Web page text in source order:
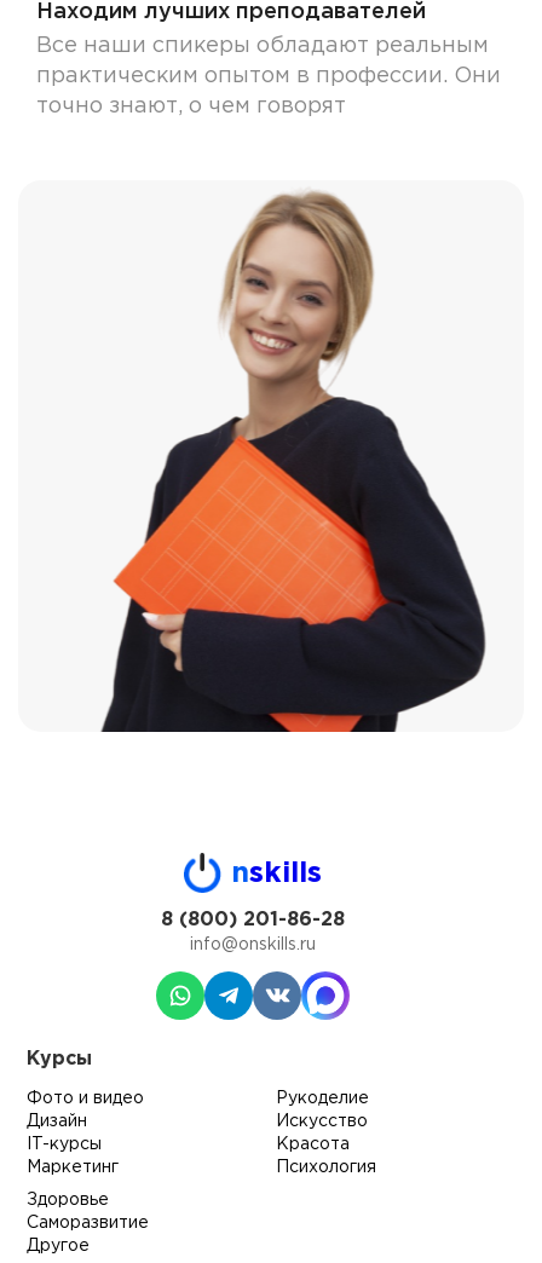
Находим лучших преподавателей
Все наши спикеры обладают реальным
практическим опытом в профессии. Они
точно знают, о чем говорят
nskills
8 (800) 201-86-28
info@onskills.ru
Курсы
Фото и видео
Дизайн
IT-курсы
Маркетинг
Рукоделие
Искусство
Красота
Психология
Здоровье
Саморазвитие
Другое